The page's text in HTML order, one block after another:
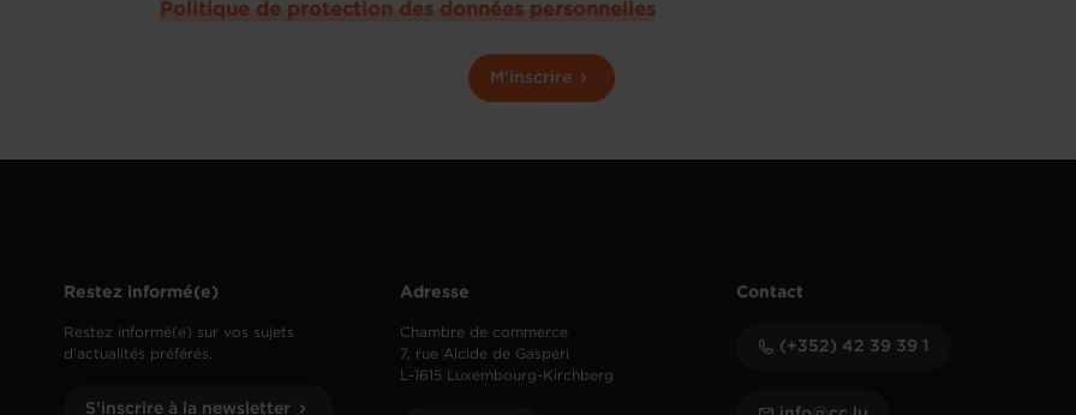
Politique de protection des données personnelles
M'inscrire
Restez informé(e)
Restez informé(e) sur vos sujets
d’actualités préférés.
S'inscrire à la newsletter
Adresse
Chambre de commerce
7, rue Alcide de Gasperi
L-1615 Luxembourg-Kirchberg
Contact
(+352) 42 39 39 1